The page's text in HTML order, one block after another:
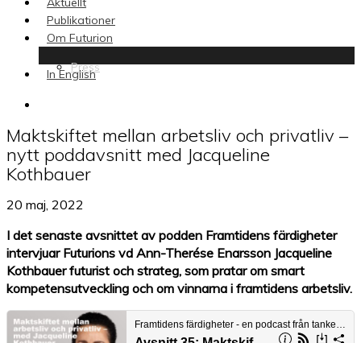
Publikationer
Om Futurion
Press
In English
Maktskiftet mellan arbetsliv och privatliv –
nytt poddavsnitt med Jacqueline
Kothbauer
20 maj, 2022
I det senaste avsnittet av podden Framtidens färdigheter
intervjuar Futurions vd Ann-Therése Enarsson Jacqueline
Kothbauer futurist och strateg, som pratar om smart
kompetensutveckling och om vinnarna i framtidens arbetsliv.